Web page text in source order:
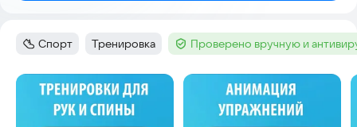
Категория
Спорт Тег:
Тренировка Тег :Проверено вручную и
Скриншоты